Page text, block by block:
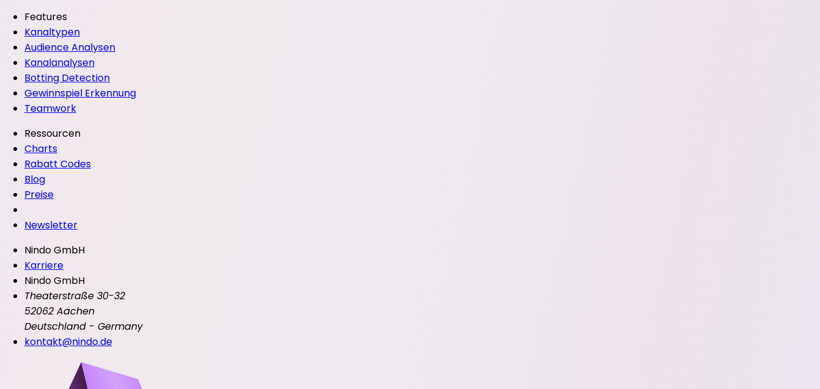
Features
Kanaltypen
Audience Analysen
Kanalanalysen
Botting Detection
Gewinnspiel Erkennung
Teamwork
Ressourcen
Charts
Rabatt Codes
Blog
Preise
Newsletter
Nindo GmbH
Karriere
Nindo GmbH
Theaterstraße 30-32
52062 Aachen
Deutschland - Germany
kontakt@nindo.de